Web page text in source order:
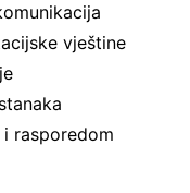
vještine